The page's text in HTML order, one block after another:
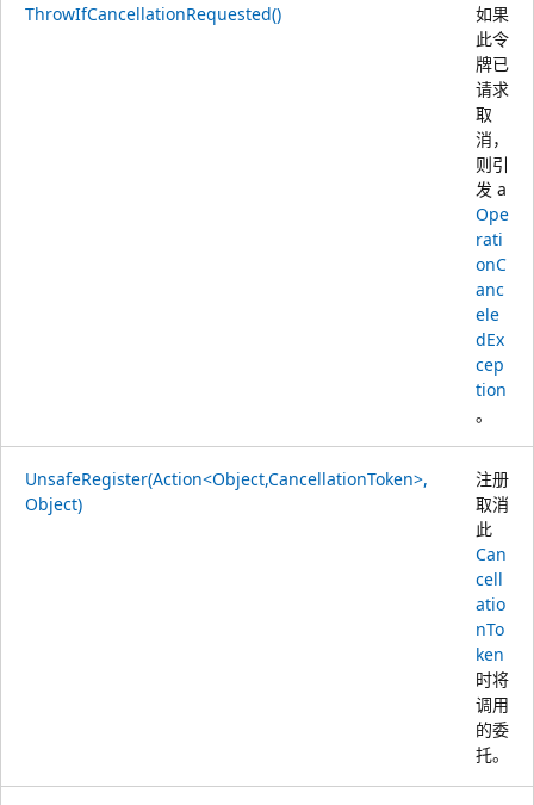
ThrowIfCancellationRequested()
如果
此令
牌已
请求
取
消，
则引
发 a
Ope
rati
onC
anc
ele
dEx
cep
tion
。
UnsafeRegister(Action<Object,CancellationToken>,
Object)
注册
取消
此
Can
cell
atio
nTo
ken
时将
调用
的委
托。